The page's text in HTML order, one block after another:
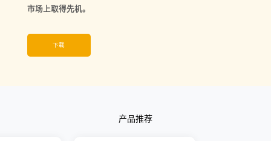
市场上取得先机。
下载
产品推荐